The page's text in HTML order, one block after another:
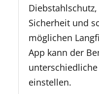
Sicherheit und
möglichen
App kann der
einstellen.